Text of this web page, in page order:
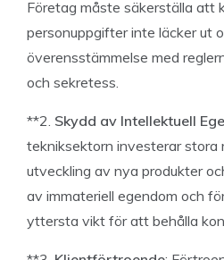
Företag måste säkerställa att
personuppgifter inte läcker ut
överensstämmelse med
och sekretess.
**2. Skydd av Intellektuell
tekniksektorn investerar stora
utveckling av nya produkter
av immateriell egendom och
yttersta vikt för att behålla